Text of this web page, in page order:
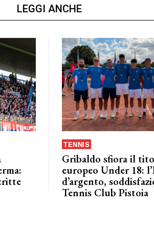
LEGGI ANCHE
TENNIS
Gribaldo sfiora il
europeo Under 18:
d’argento,
Tennis Club Pistoia